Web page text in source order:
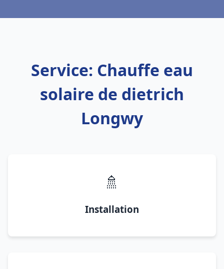
Service: Chauffe eau
solaire de dietrich
Longwy
🚿
Installation